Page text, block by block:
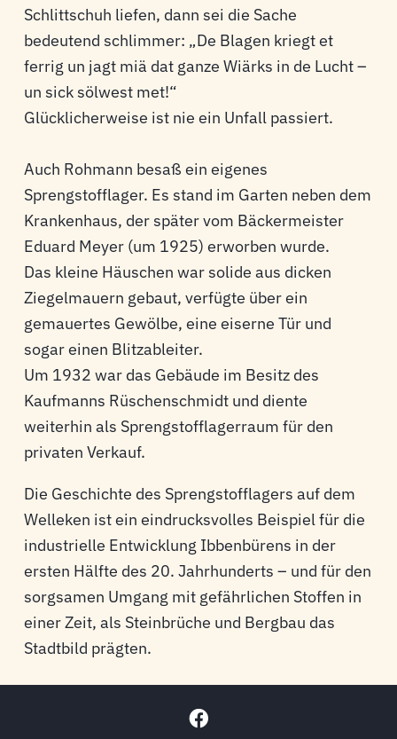
Schlittschuh liefen, dann sei die Sache
bedeutend schlimmer: „De Blagen kriegt et
ferrig un jagt miä dat ganze Wiärks in de Lucht –
un sick sölwest met!“
Glücklicherweise ist nie ein Unfall passiert.
Auch Rohmann besaß ein eigenes
Sprengstofflager. Es stand im Garten neben dem
Krankenhaus, der später vom Bäckermeister
Eduard Meyer (um 1925) erworben wurde.
Das kleine Häuschen war solide aus dicken
Ziegelmauern gebaut, verfügte über ein
gemauertes Gewölbe, eine eiserne Tür und
sogar einen Blitzableiter.
Um 1932 war das Gebäude im Besitz des
Kaufmanns Rüschenschmidt und diente
weiterhin als Sprengstofflagerraum für den
privaten Verkauf.
Die Geschichte des Sprengstofflagers auf dem
Welleken ist ein eindrucksvolles Beispiel für die
industrielle Entwicklung Ibbenbürens in der
ersten Hälfte des 20. Jahrhunderts – und für den
sorgsamen Umgang mit gefährlichen Stoffen in
einer Zeit, als Steinbrüche und Bergbau das
Stadtbild prägten.